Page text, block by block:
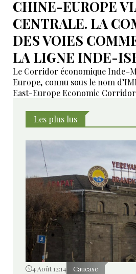
CHINE-EUROPE
CENTRALE. LA
DES VOIES
LA LIGNE INDE-
Le Corridor économique
Europe, connu sous le nom
East-Europe Economic
Les plus lus
4 Août 12:14 Caucase